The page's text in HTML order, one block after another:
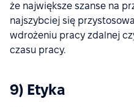
że największe szanse na
najszybciej się
wdrożeniu pracy zdalnej
czasu pracy.
9) Etyka